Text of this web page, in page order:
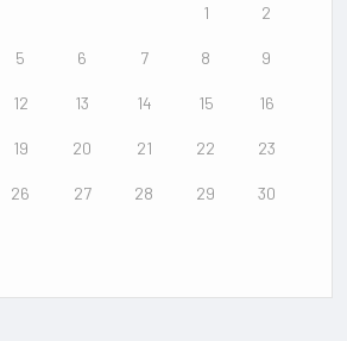
1 2
5 6 7 8 9
12 13 14 15 16
19 20 21 22 23
26 27 28 29 30